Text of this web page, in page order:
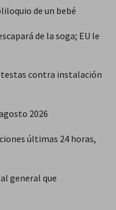
de un bebé
de la soga; EU le
contra instalación
2026
últimas 24 horas,
general que